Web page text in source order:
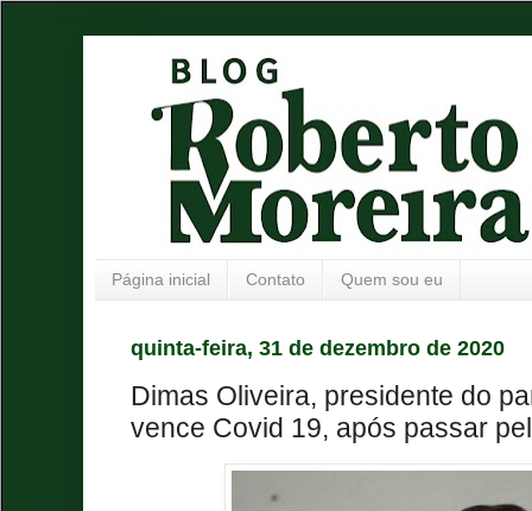
Página inicial Contato Quem sou eu
quinta-feira, 31 de dezembro de 2020
Dimas Oliveira, presidente do
vence Covid 19, após passar